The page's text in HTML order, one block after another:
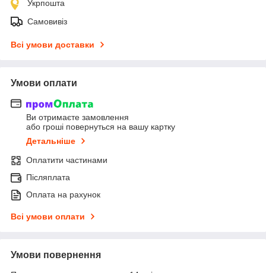
Укрпошта
Самовивіз
Всі умови доставки
Умови оплати
Ви отримаєте замовлення
або гроші повернуться на вашу картку
Детальніше
Оплатити частинами
Післяплата
Оплата на рахунок
Всі умови оплати
Умови повернення